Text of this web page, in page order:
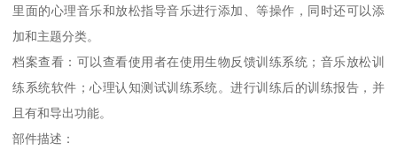
里面的心理音乐和放松指导音乐进行添加、等操作，同时还可以添
加和主题分类。
档案查看：可以查看使用者在使用生物反馈训练系统；音乐放松训
练系统软件；心理认知测试训练系统。进行训练后的训练报告，并
且有和导出功能。
部件描述：